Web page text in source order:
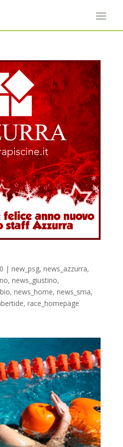
| new_psg, news_azzurra,
, news_giustino,
, news_home, news_sma,
, race_homepage